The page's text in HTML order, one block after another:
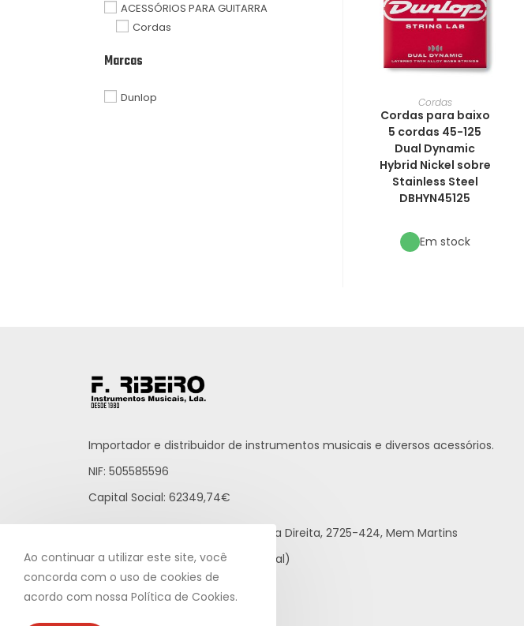
Cordas
Cordas para baixo
5 cordas 45-125
Dual Dynamic
Hybrid Nickel sobre
Stainless Steel
DBHYN45125
Em stock
ACESSÓRIOS PARA GUITARRA
Cordas
Marcas
Dunlop
Importador e distribuidor de instrumentos musicais e diversos acessórios.
NIF: 505585596
Capital Social: 62349,74€
Praceta Raúl Brandão, 12 - Loja Direita, 2725-424, Mem Martins
21 812 65 43 (rede fixa nacional)
info@fribeiro.com
Ao continuar a utilizar este site, você
concorda com o uso de cookies de
acordo com nossa Política de Cookies.